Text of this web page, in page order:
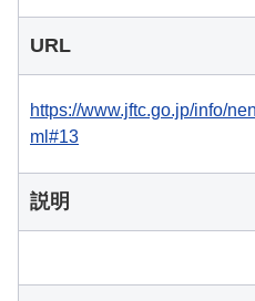
URL
https://www.jftc.go.jp/info/
ml#13
説明